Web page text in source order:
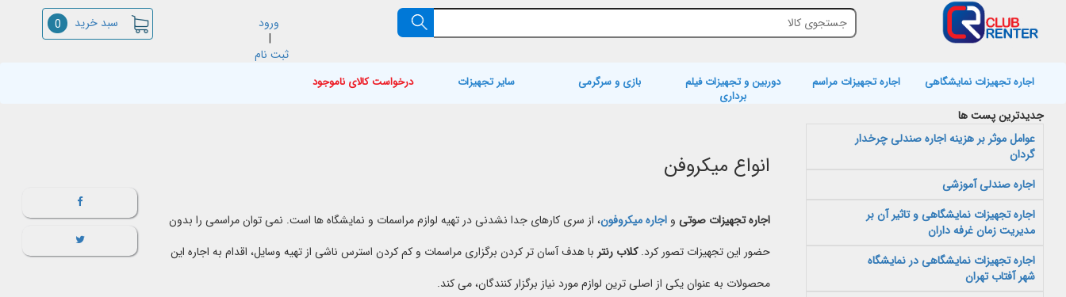
ورود
|
ثبت نام
سبد خرید 0
اجاره تجهیزات نمایشگاهی اجاره تجهیزات مراسم
دوربین و تجهیزات فیلم
برداری
بازی و سرگرمی سایر تجهیزات درخواست کالای ناموجود
انواع میکروفن
اجاره تجهیزات صوتیو اجاره میکروفون، از سری کارهای جدا نشدنی در تهیه لوازم مراسمات و نمایشگاه ها است. نمی توان مراسمی را بدون
حضور این تجهیزات تصور کرد.کلاب رنتر با هدف آسان تر کردن برگزاری مراسمات و کم کردن استرس ناشی از تهیه وسایل، اقدام به اجاره این
محصولات به عنوان یکی از اصلی ترین لوازم مورد نیاز برگزار کنندگان، می کند.
جدیدترین پست ها
اجاره تجهیزات نمایشگاهی در نمایشگاه
شهر آفتاب تهران
اجاره تجهیزات نمایشگاهی و تاثیر آن بر
مدیریت زمان غرفه داران
اجاره صندلی آموزشی
عوامل موثر بر هزینه اجاره صندلی چرخدار
گردان